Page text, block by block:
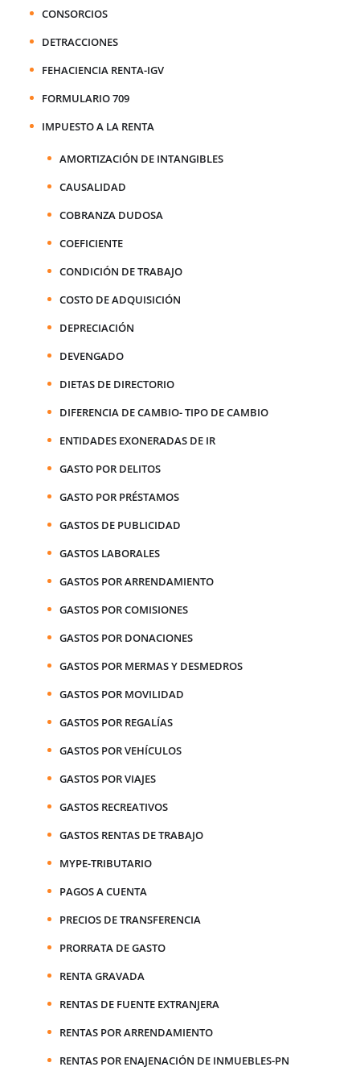
CONSORCIOS
DETRACCIONES
FEHACIENCIA RENTA-IGV
FORMULARIO 709
IMPUESTO A LA RENTA
AMORTIZACIÓN DE INTANGIBLES
CAUSALIDAD
COBRANZA DUDOSA
COEFICIENTE
CONDICIÓN DE TRABAJO
COSTO DE ADQUISICIÓN
DEPRECIACIÓN
DEVENGADO
DIETAS DE DIRECTORIO
DIFERENCIA DE CAMBIO- TIPO DE CAMBIO
ENTIDADES EXONERADAS DE IR
GASTO POR DELITOS
GASTO POR PRÉSTAMOS
GASTOS DE PUBLICIDAD
GASTOS LABORALES
GASTOS POR ARRENDAMIENTO
GASTOS POR COMISIONES
GASTOS POR DONACIONES
GASTOS POR MERMAS Y DESMEDROS
GASTOS POR MOVILIDAD
GASTOS POR REGALÍAS
GASTOS POR VEHÍCULOS
GASTOS POR VIAJES
GASTOS RECREATIVOS
GASTOS RENTAS DE TRABAJO
MYPE-TRIBUTARIO
PAGOS A CUENTA
PRECIOS DE TRANSFERENCIA
PRORRATA DE GASTO
RENTA GRAVADA
RENTAS DE FUENTE EXTRANJERA
RENTAS POR ARRENDAMIENTO
RENTAS POR ENAJENACIÓN DE INMUEBLES-PN